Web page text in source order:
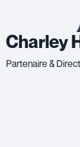
Charley
Partenaire &